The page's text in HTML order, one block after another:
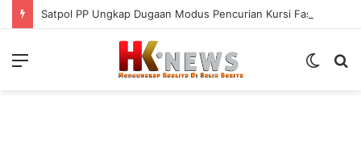
Menu
Switch